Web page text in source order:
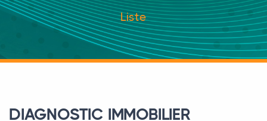
Liste
DIAGNOSTIC IMMOBILIER